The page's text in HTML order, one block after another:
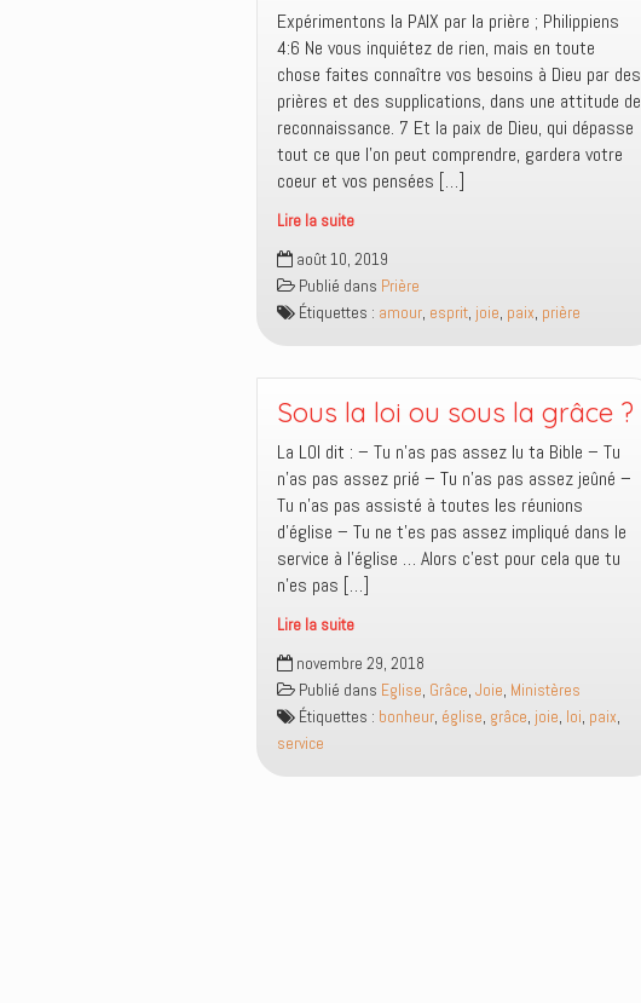
Expérimentons la PAIX par la prière ; Philippiens
4:6 Ne vous inquiétez de rien, mais en toute
chose faites connaître vos besoins à Dieu par des
prières et des supplications, dans une attitude de
reconnaissance. 7 Et la paix de Dieu, qui dépasse
tout ce que l’on peut comprendre, gardera votre
coeur et vos pensées […]
Lire la suite
L’expérience
du
fruit
de
par
la
août 10, 2019
Publié dans Prière
Étiquettes : amour, esprit, joie, paix, prière
Sous la loi ou sous la grâce ?
La LOI dit : – Tu n’as pas assez lu ta Bible – Tu
n’as pas assez prié – Tu n’as pas assez jeûné –
Tu n’as pas assisté à toutes les réunions
d’église – Tu ne t’es pas assez impliqué dans le
service à l’église … Alors c’est pour cela que tu
n’es pas […]
Lire la suite
Sous
la
loi
ou
sous
novembre 29, 2018
Publié dans Eglise, Grâce, Joie, Ministères
Étiquettes : bonheur, église, grâce, joie, loi, paix,
service